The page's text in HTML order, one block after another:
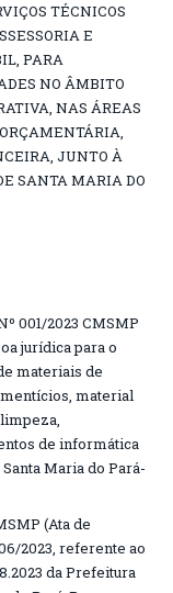
TÉCNICOS
E
PARA
NO ÂMBITO
NAS ÁREAS
JUNTO À
SANTA MARIA DO
001/2023 CMSMP
jurídica para o
materiais de
material
de informática
Maria do Pará-
(Ata de
2023, referente ao
da Prefeitura